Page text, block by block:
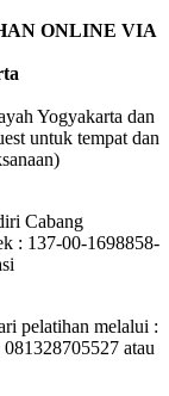
ONLINE VIA
Yogyakarta dan
untuk tempat dan
Cabang
: 137-00-1698858-
pelatihan melalui :
atau